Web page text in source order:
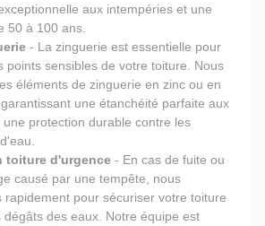
aux intempéries et une
50 à 100 ans.
- La zinguerie est essentielle pour
points sensibles de votre toiture. Nous
éléments de zinguerie en zinc ou en
une étanchéité parfaite aux
une protection durable contre les
toiture d'urgence - En cas de fuite ou
causé par une tempête, nous
rapidement pour sécuriser votre toiture
dégâts des eaux. Notre équipe est